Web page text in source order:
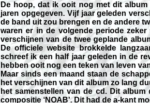
De hoop, dat ik ooit nog met dit
jaren opgegeven. Vijf jaar geleden
de band uit zou brengen en de andere
waren er in de volgende periode
verschijnen van de twee geplande
De officiele website brokkelde
schreef ik een half jaar geleden in de
hebben ooit nog een teken van leven
Maar sinds een maand staan de
het verschijnen van dit album zo lang
het samenstellen van de cd. Dit
compositie ‘NOAB'. Dit had de a-kant